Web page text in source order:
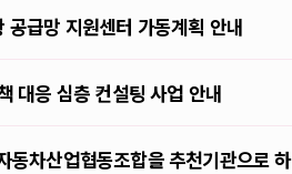
급망 지원센터 가동계획 안내
대응 심층 컨설팅 사업 안내
동차산업협동조합을 추천기관으로